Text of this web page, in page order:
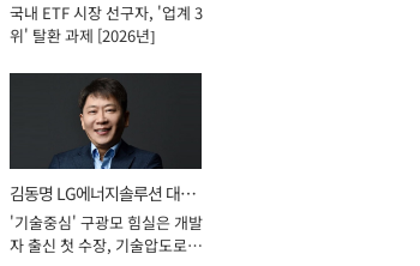
표이사 사장
국내 ETF 시장 선구자, '업계 3
위' 탈환 과제 [2026년]
김동명 LG에너지솔루션 대표
이사 사장
'기술중심' 구광모 힘실은 개발
자 출신 첫 수장, 기술압도로